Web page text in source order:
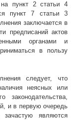
пункт 2 статьи 4
пункт 7 статьи 3
заключается в
предписаний актов
органами и
в пользу
следует, что
неясных или
законодательства,
и в первую очередь
являются